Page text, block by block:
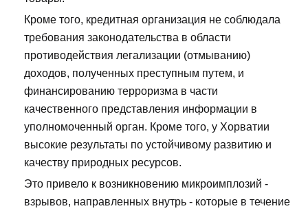
Кроме того, кредитная организация не соблюдала
требования законодательства в области
противодействия легализации (отмыванию)
доходов, полученных преступным путем, и
финансированию терроризма в части
качественного представления информации в
уполномоченный орган. Кроме того, у Хорватии
высокие результаты по устойчивому развитию и
качеству природных ресурсов.
Это привело к возникновению микроимплозий -
взрывов, направленных внутрь - которые в течение